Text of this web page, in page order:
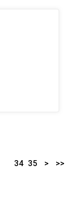
34 35 > >>